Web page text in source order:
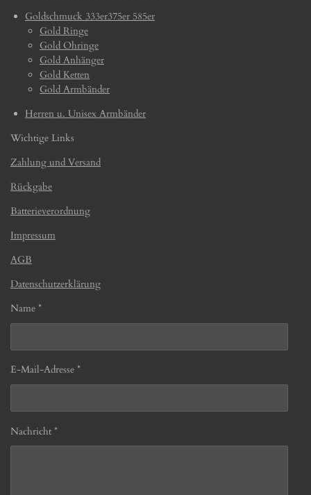
Goldschmuck 333er375er 585er
Gold Ringe
Gold Ohringe
Gold Anhänger
Gold Ketten
Gold Armbänder
Herren u. Unisex Armbänder
Wichtige Links
Zahlung und Versand
Rückgabe
Batterieverordnung
Impressum
AGB
Datenschutzerklärung
Name *
E-Mail-Adresse *
Nachricht *